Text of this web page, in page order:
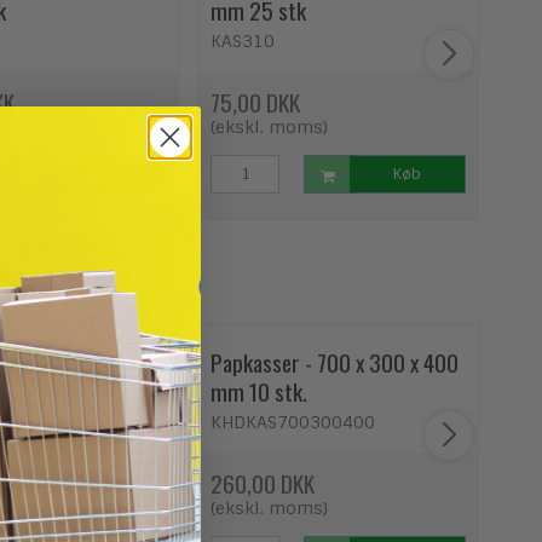
mm 25 stk
KAS310
75,00 DKK
(ekskl. moms)
Køb
- 455 x 305 x 255
Papkasser - 700 x 300 x 400
mm 10 stk.
KHDKAS700300400
260,00 DKK
(ekskl. moms)